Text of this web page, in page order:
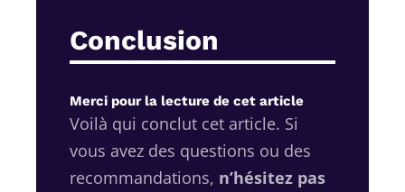
Conclusion
Merci pour la lecture de cet article
Voilà qui conclut cet article. Si
vous avez des questions ou des
recommandations, n’hésitez pas